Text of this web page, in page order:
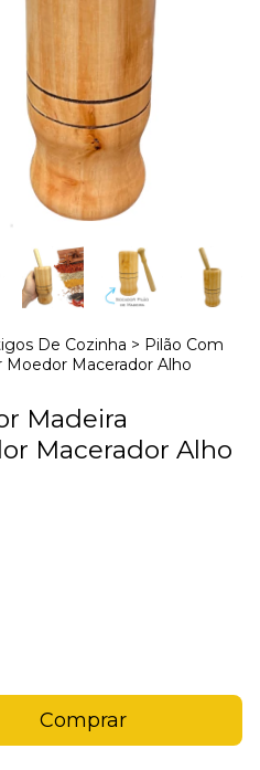
De Cozinha > Pilão Com
Moedor Macerador Alho
Madeira
Macerador Alho